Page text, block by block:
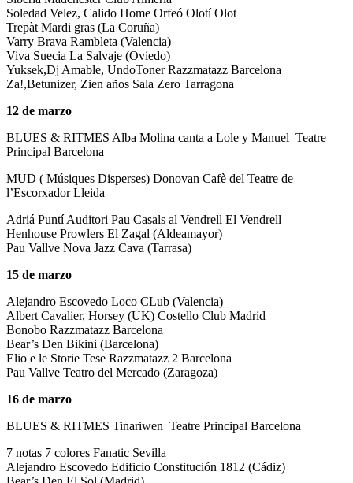
Soledad Velez, Calido Home Orfeó Olotí Olot
Trepàt Mardi gras (La Coruña)
Varry Brava Rambleta (Valencia)
Viva Suecia La Salvaje (Oviedo)
Yuksek,Dj Amable, UndoToner Razzmatazz Barcelona
Za!,Betunizer, Zien años Sala Zero Tarragona
12 de marzo
BLUES & RITMES Alba Molina canta a Lole y Manuel Teatre
Principal Barcelona
MUD ( Músiques Disperses) Donovan Cafè del Teatre de
l’Escorxador Lleida
Adriá Puntí Auditori Pau Casals al Vendrell El Vendrell
Henhouse Prowlers El Zagal (Aldeamayor)
Pau Vallve Nova Jazz Cava (Tarrasa)
15 de marzo
Alejandro Escovedo Loco CLub (Valencia)
Albert Cavalier, Horsey (UK) Costello Club Madrid
Bonobo Razzmatazz Barcelona
Bear’s Den Bikini (Barcelona)
Elio e le Storie Tese Razzmatazz 2 Barcelona
Pau Vallve Teatro del Mercado (Zaragoza)
16 de marzo
BLUES & RITMES Tinariwen Teatre Principal Barcelona
7 notas 7 colores Fanatic Sevilla
Alejandro Escovedo Edificio Constitución 1812 (Cádiz)